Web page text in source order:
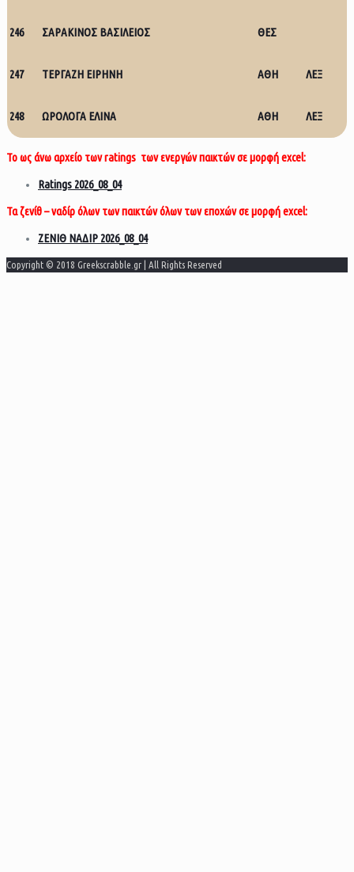
246 ΣΑΡΑΚΙΝΟΣ ΒΑΣΙΛΕΙΟΣ ΘΕΣ
247 ΤΕΡΓΑΖΗ ΕΙΡΗΝΗ ΑΘΗ ΛΕΞ
248 ΩΡΟΛΟΓΑ ΕΛΙΝΑ ΑΘΗ ΛΕΞ
Το ως άνω αρχείο των ratings των ενεργών παικτών σε μορφή excel:
Ratings 2026_08_04
Τα ζενίθ – ναδίρ όλων των παικτών όλων των εποχών σε μορφή excel:
ΖΕΝΙΘ ΝΑΔΙΡ 2026_08_04
Copyright © 2018 Greekscrabble.gr | All Rights Reserved